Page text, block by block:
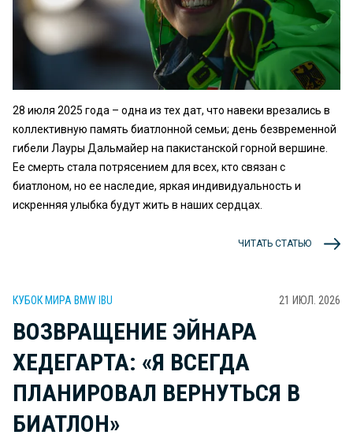
28 июля 2025 года – одна из тех дат, что навеки врезались в
коллективную память биатлонной семьи; день безвременной
гибели Лауры Дальмайер на пакистанской горной вершине.
Ее смерть стала потрясением для всех, кто связан с
биатлоном, но ее наследие, яркая индивидуальность и
искренняя улыбка будут жить в наших сердцах.
ЧИТАТЬ СТАТЬЮ
КУБОК МИРА BMW IBU 21 ИЮЛ. 2026
ВОЗВРАЩЕНИЕ ЭЙНАРА
ХЕДЕГАРТА: «Я ВСЕГДА
ПЛАНИРОВАЛ ВЕРНУТЬСЯ В
БИАТЛОН»